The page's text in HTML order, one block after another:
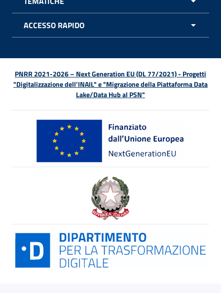
ACCESSO RAPIDO
PNRR 2021-2026 – Next Generation EU (DL 77/2021) - Progetti
"Digitalizzazione dell’INAIL" e "Migrazione della Piattaforma Data
Lake/Data Hub al PSN"